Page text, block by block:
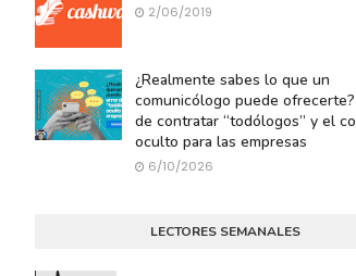
2/06/2019
¿Realmente sabes lo que un
comunicólogo puede
de contratar “todólogos” y el
oculto para las empresas
6/10/2026
LECTORES SEMANALES